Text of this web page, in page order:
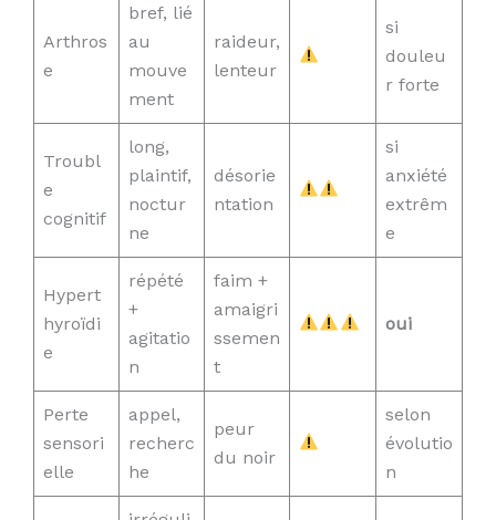
Arthros
e
bref, lié
au
mouve
ment
raideur,
lenteur
si
douleu
r forte
Troubl
e
cognitif
long,
plaintif,
noctur
ne
désorie
ntation
si
anxiété
extrêm
e
Hypert
hyroïdi
e
répété
+
agitatio
n
faim +
amaigri
ssemen
t
oui
Perte
sensori
elle
appel,
recherc
he
peur
du noir
selon
évolutio
n